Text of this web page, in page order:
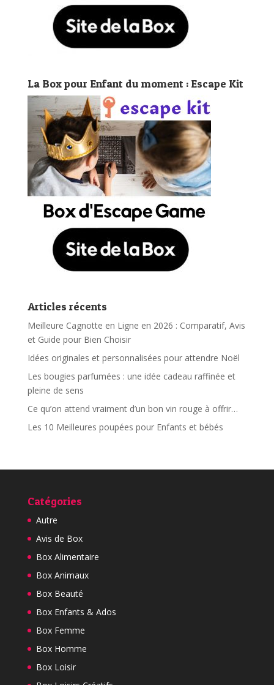
La Box pour Enfant du moment : Escape Kit
Articles récents
Meilleure Cagnotte en Ligne en 2026 : Comparatif, Avis
et Guide pour Bien Choisir
Idées originales et personnalisées pour attendre Noël
Les bougies parfumées : une idée cadeau raffinée et
pleine de sens
Ce qu’on attend vraiment d’un bon vin rouge à offrir…
Les 10 Meilleures poupées pour Enfants et bébés
Catégories
Autre
Avis de Box
Box Alimentaire
Box Animaux
Box Beauté
Box Enfants & Ados
Box Femme
Box Homme
Box Loisir